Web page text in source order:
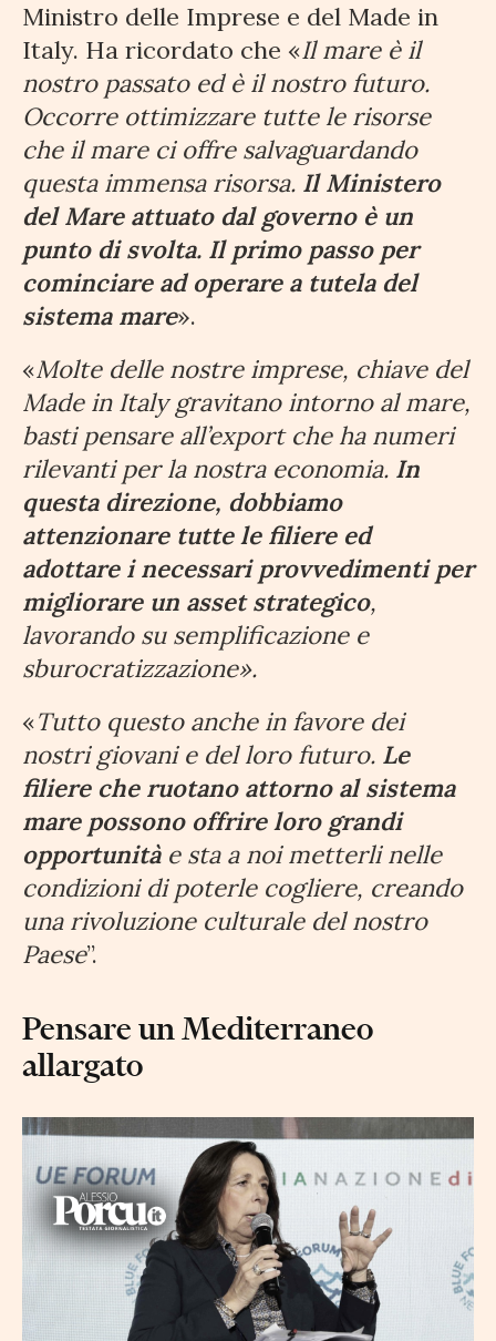
Ministro delle Imprese e del Made in
Italy. Ha ricordato che «Il mare è il
nostro passato ed è il nostro futuro.
Occorre ottimizzare tutte le risorse
che il mare ci offre salvaguardando
questa immensa risorsa. Il Ministero
del Mare attuato dal governo è un
punto di svolta. Il primo passo per
cominciare ad operare a tutela del
sistema mare».
«Molte delle nostre imprese, chiave del
Made in Italy gravitano intorno al mare,
basti pensare all’export che ha numeri
rilevanti per la nostra economia. In
questa direzione, dobbiamo
attenzionare tutte le filiere ed
adottare i necessari provvedimenti per
migliorare un asset strategico,
lavorando su semplificazione e
sburocratizzazione».
«Tutto questo anche in favore dei
nostri giovani e del loro futuro. Le
filiere che ruotano attorno al sistema
mare possono offrire loro grandi
opportunità e sta a noi metterli nelle
condizioni di poterle cogliere, creando
una rivoluzione culturale del nostro
Paese”.
Pensare un Mediterraneo
allargato